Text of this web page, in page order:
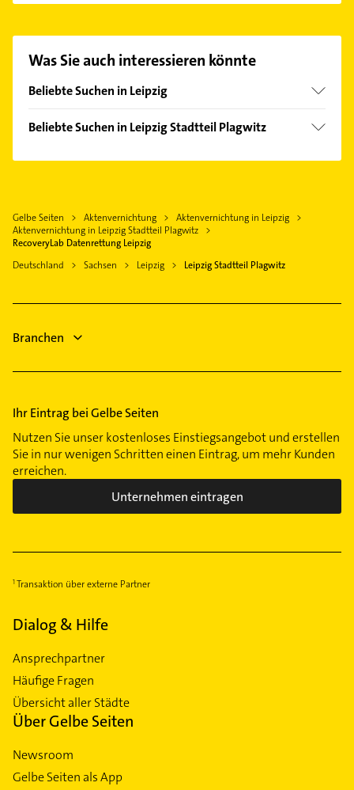
passenden Kontaktmöglichkeiten wie Adresse oder
Hier finden Sie alleKontaktdaten
Was Sie auch interessieren könnte
Beliebte Suchen in Leipzig
Zahnarzt
Elektriker
Lüftungsanlagen
Heizungsbauer
Beliebte Suchen in Leipzig Stadtteil Plagwitz
Elektro Reparatur
Immobilien
Immobilienmakler
Dachdecker
Gelbe Seiten Aktenvernichtung
Aktenvernichtung in Leipzig
Aktenvernichtung in Leipzig Stadtteil Plagwitz
RecoveryLab Datenrettung Leipzig
Deutschland
Sachsen Leipzig Leipzig Stadtteil Plagwitz
Branchen
Ihr Eintrag bei Gelbe Seiten
Nutzen Sie unser kostenloses Einstiegsangebot und erstellen
Sie in nur wenigen Schritten einen Eintrag, um mehr Kunden
erreichen.
Unternehmen eintragen
Transaktion über externe Partner
Dialog & Hilfe
Ansprechpartner
Häufige Fragen
Übersicht aller Städte
Über Gelbe Seiten
Newsroom
Gelbe Seiten als App